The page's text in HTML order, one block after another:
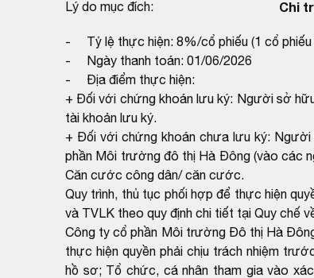
Lý do mục đích: Chi
- Tỷ lệ thực hiện: 8%/cổ phiếu (1 cổ phiếu
- Ngày thanh toán: 01/06/2026
- Địa điểm thực hiện:
+ Đối với chứng khoán lưu ký: Người sở
tài khoản lưu ký.
+ Đối với chứng khoán chưa lưu ký:
phần Môi trường đô thị Hà Đông (vào các
Căn cước công dân/ căn cước.
Quy trình, thủ tục phối hợp để thực hiện
và TVLK theo quy định chi tiết tại Quy chế
Công ty cổ phần Môi trường Đô thị Hà
thực hiện quyền phải chịu trách nhiệm
hồ sơ; Tổ chức, cá nhân tham gia vào